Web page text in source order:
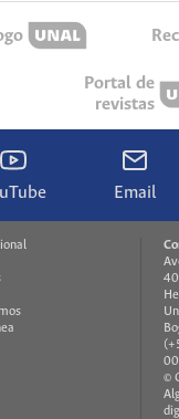
Portal de
revistas
Email
©